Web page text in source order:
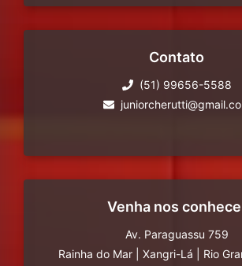
Contato
(51) 99656-5588
Venha nos
Av. Paraguassu 759
Rainha do Mar
Xangri-Lá
Rio